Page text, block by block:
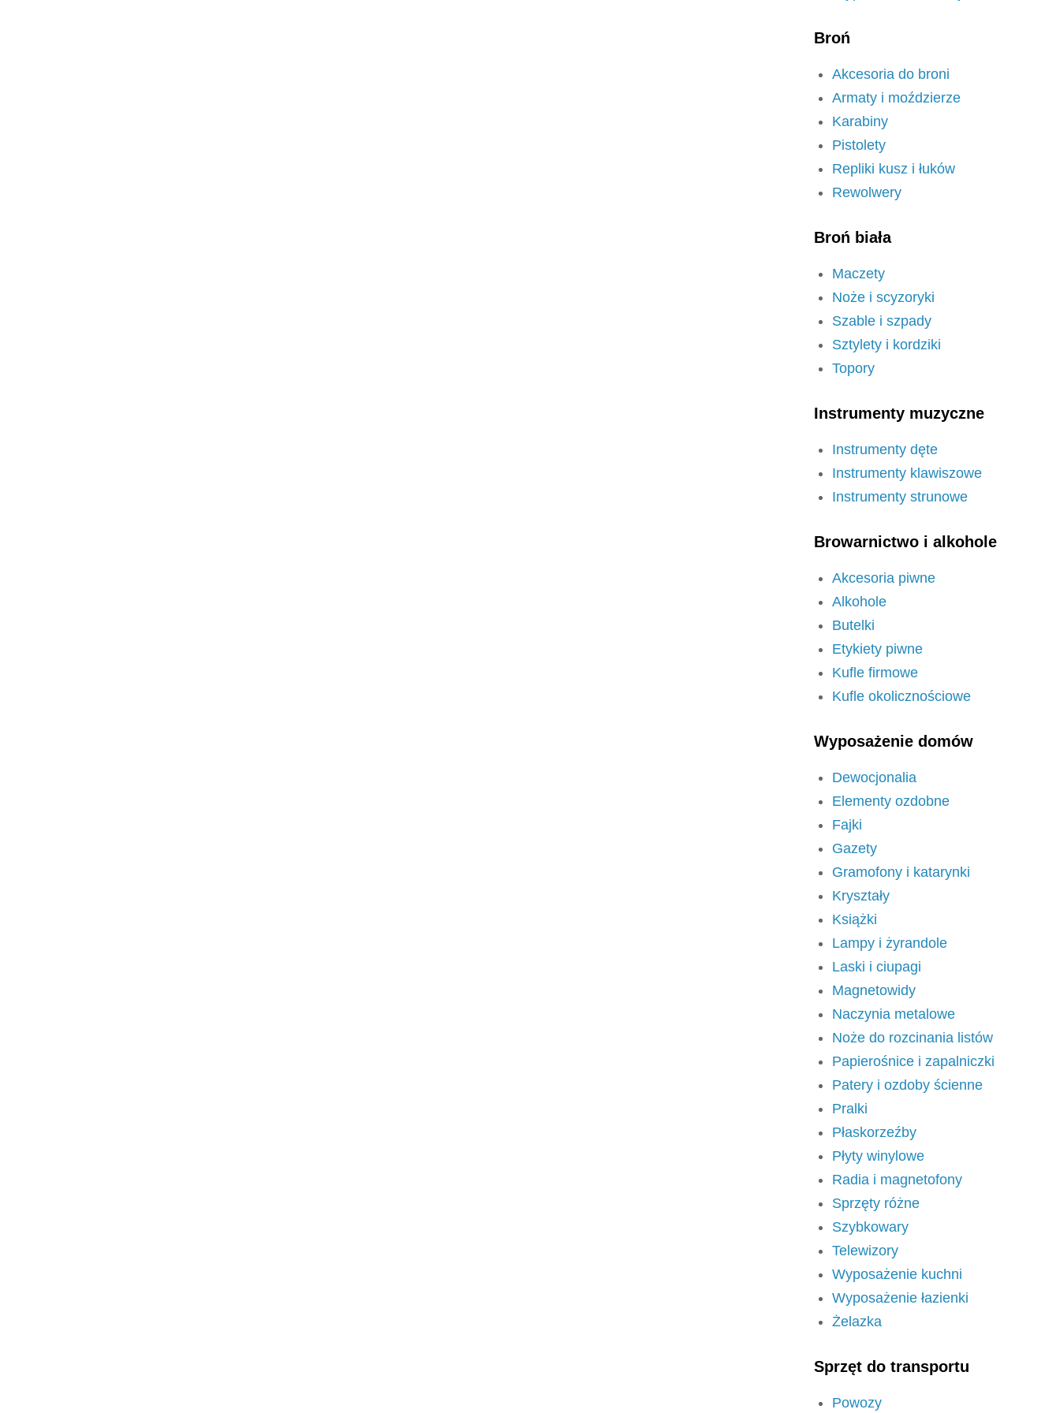
Broń
Akcesoria do broni
Armaty i moździerze
Karabiny
Pistolety
Repliki kusz i łuków
Rewolwery
Broń biała
Maczety
Noże i scyzoryki
Szable i szpady
Sztylety i kordziki
Topory
Instrumenty muzyczne
Instrumenty dęte
Instrumenty klawiszowe
Instrumenty strunowe
Browarnictwo i alkohole
Akcesoria piwne
Alkohole
Butelki
Etykiety piwne
Kufle firmowe
Kufle okolicznościowe
Wyposażenie domów
Dewocjonalia
Elementy ozdobne
Fajki
Gazety
Gramofony i katarynki
Kryształy
Książki
Lampy i żyrandole
Laski i ciupagi
Magnetowidy
Naczynia metalowe
Noże do rozcinania listów
Papierośnice i zapalniczki
Patery i ozdoby ścienne
Pralki
Płaskorzeźby
Płyty winylowe
Radia i magnetofony
Sprzęty różne
Szybkowary
Telewizory
Wyposażenie kuchni
Wyposażenie łazienki
Żelazka
Sprzęt do transportu
Powozy